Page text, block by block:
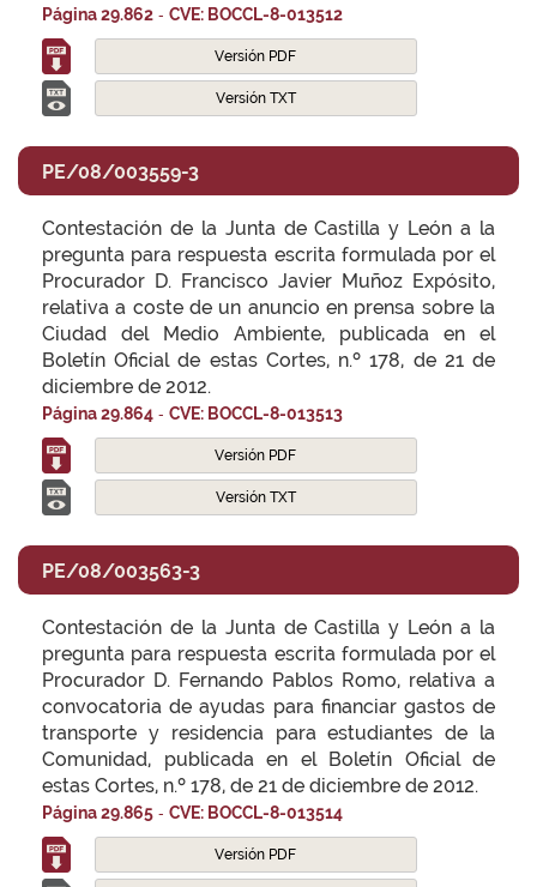
Página 29.862 - CVE: BOCCL-8-013512
Versión PDF
Versión TXT
PE/08/003559-3
Contestación de la Junta de Castilla y León a la
pregunta para respuesta escrita formulada por el
Procurador D. Francisco Javier Muñoz Expósito,
relativa a coste de un anuncio en prensa sobre la
Ciudad del Medio Ambiente, publicada en el
Boletín Oficial de estas Cortes, n.º 178, de 21 de
diciembre de 2012.
Página 29.864 - CVE: BOCCL-8-013513
Versión PDF
Versión TXT
PE/08/003563-3
Contestación de la Junta de Castilla y León a la
pregunta para respuesta escrita formulada por el
Procurador D. Fernando Pablos Romo, relativa a
convocatoria de ayudas para financiar gastos de
transporte y residencia para estudiantes de la
Comunidad, publicada en el Boletín Oficial de
estas Cortes, n.º 178, de 21 de diciembre de 2012.
Página 29.865 - CVE: BOCCL-8-013514
Versión PDF